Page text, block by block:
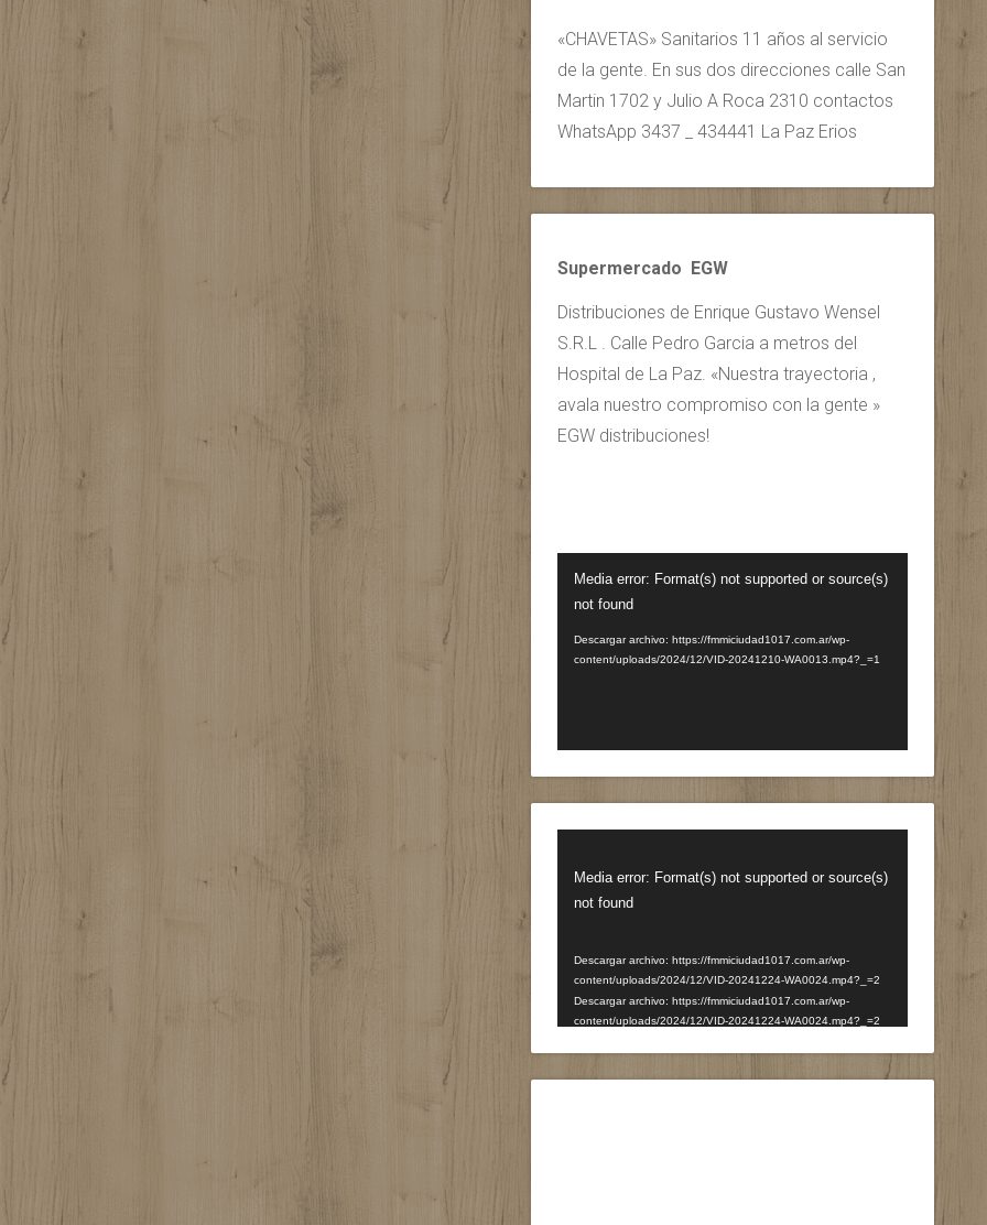
«CHAVETAS» Sanitarios 11 años al servicio
de la gente. En sus dos direcciones calle San
Martin 1702 y Julio A Roca 2310 contactos
WhatsApp 3437 _ 434441 La Paz Erios
Supermercado EGW
Distribuciones de Enrique Gustavo Wensel
S.R.L . Calle Pedro Garcia a metros del
Hospital de La Paz. «Nuestra trayectoria ,
avala nuestro compromiso con la gente »
EGW distribuciones!
de
Media error: Format(s) not supported or source(s)
not found
Descargar archivo: https://fmmiciudad1017.com.ar/wp-
content/uploads/2024/12/VID-20241210-WA0013.mp4?_=1
de
vídeo
Media error: Format(s) not supported or source(s)
not found
Descargar archivo: https://fmmiciudad1017.com.ar/wp-
content/uploads/2024/12/VID-20241224-WA0024.mp4?_=2
Descargar archivo: https://fmmiciudad1017.com.ar/wp-
content/uploads/2024/12/VID-20241224-WA0024.mp4?_=2